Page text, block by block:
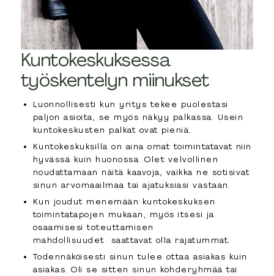
Kuntokeskuksessa
työskentelyn miinukset
Luonnollisesti kun yritys tekee puolestasi
paljon asioita, se myös näkyy palkassa. Usein
kuntokeskusten palkat ovat pieniä.
Kuntokeskuksilla on aina omat toimintatavat niin
hyvässä kuin huonossa. Olet velvollinen
noudattamaan näitä kaavoja, vaikka ne sotisivat
sinun arvomaailmaa tai ajatuksiasi vastaan.
Kun joudut menemään kuntokeskuksen
toimintatapojen mukaan, myös itsesi ja
osaamisesi toteuttamisen
mahdollisuudet saattavat olla rajatummat.
Todennäköisesti sinun tulee ottaa asiakas kuin
asiakas. Oli se sitten sinun kohderyhmää tai